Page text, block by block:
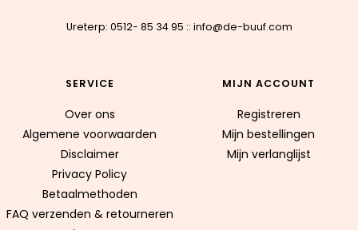
Ureterp: 0512- 85 34 95 :: info@de-buuf.com
SERVICE
Over ons
Algemene voorwaarden
Disclaimer
Privacy Policy
Betaalmethoden
FAQ verzenden & retourneren
MIJN ACCOUNT
Registreren
Mijn bestellingen
Mijn verlanglijst